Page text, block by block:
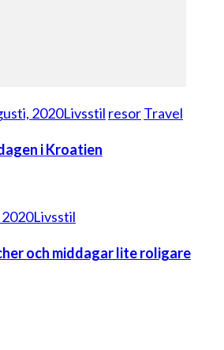
2020Livsstil resorTravel
i Kroatien
Livsstil
och middagar lite roligare